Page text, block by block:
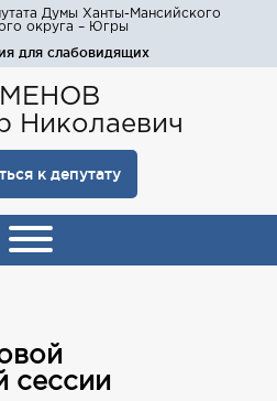
Думы Ханты-Мансийского
округа – Югры
для слабовидящих
Николаевич
к депутату
сессии